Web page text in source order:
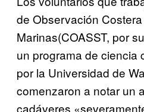
de Observación
Marinas(COASST, por
un programa de ciencia
por la Universidad de
comenzaron a notar un
cadáveres